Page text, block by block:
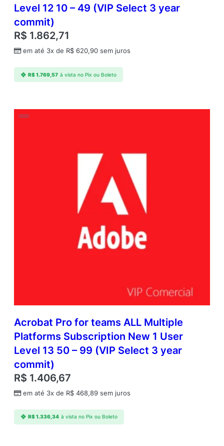
Level 12 10 – 49 (VIP Select 3 year
commit)
R$ 1.862,71
em até 3x de R$ 620,90 sem juros
R$1.769,57 à vista no Pix ou Boleto
Acrobat Pro for teams ALL Multiple
Platforms Subscription New 1 User
Level 13 50 – 99 (VIP Select 3 year
commit)
R$ 1.406,67
em até 3x de R$ 468,89 sem juros
R$1.336,34 à vista no Pix ou Boleto